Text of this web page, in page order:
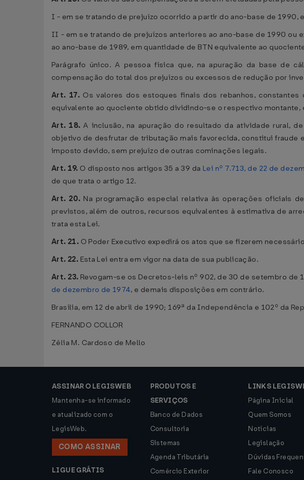
I - em se tratando de prejuízo ocorrido a partir do ano-base de
II - em se tratando de prejuízos anteriores ao ano-base de 1990 ou
ao ano-base de 1989, em quantidade de BTN equivalente ao
Parágrafo único. A pessoa física que, na apuração da base de
compensação do total dos prejuízos ou excessos de redução por
Art. 17. Os valores dos estoques finais dos rebanhos,
equivalente ao quociente obtido dividindo-se o respectivo montante,
Art. 18.A inclusão, na apuração do resultado da atividade rural,
objetivo de desfrutar de tributação mais favorecida, constitui fraude
imposto devido, sem prejuízo de outras cominações legais.
Art. 19. O disposto nos artigos 35 a 39 da Lei nº 7.713, de 22 de
de que trata o artigo 12.
Art. 20. Na programação especial relativa às operações oficiais
previstos, além de outros, recursos equivalentes à estimativa de
trata esta Lei.
Art. 21. O Poder Executivo expedirá os atos que se fizerem
Art. 22. Esta Lei entra em vigor na data de sua publicação.
Art. 23. Revogam-se os Decretos-leis nº 902, de 30 de setembro de
de dezembro de 1974, e demais disposições em contrário.
Brasília, em 12 de abril de 1990; 169ª da Independência e 102º da
FERNANDO COLLOR
Zélia M. Cardoso de Mello
ASSINAR O LEGISWEB
Mantenha-se informado
e atualizado com o
LegisWeb.
COMO ASSINAR
LIGUE GRÁTIS
PRODUTOS E
SERVIÇOS
Banco de Dados
Consultoria
Sistemas
Agenda Tributária
Comércio Exterior
LINKS
Página Inicial
Quem Somos
Notícias
Legislação
Dúvidas
Fale Conosco